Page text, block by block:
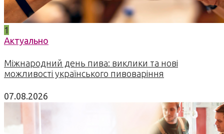
1
Актуально
Міжнародний день пива: виклики та нові
можливості українського пивоваріння
07.08.2026